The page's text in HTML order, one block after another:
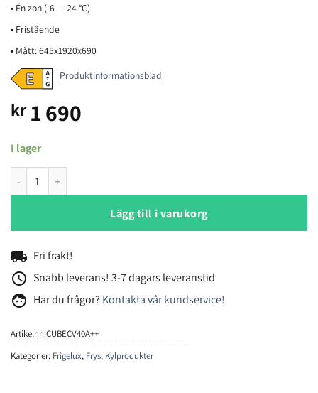
• Én zon (-6 – -24 °C)
• Fristående
• Mått: 645x1920x690
Produktinformationsblad
kr1 690
I lager
Frigelux CUBECV40A++ frys mängd
Lägg till i varukorg
local_shipping Fri frakt!
access_time Snabb leverans! 3-7 dagars leveranstid
face Har du frågor? Kontakta vår kundservice!
Artikelnr:CUBECV40A++
Kategorier: Frigelux, Frys, Kylprodukter